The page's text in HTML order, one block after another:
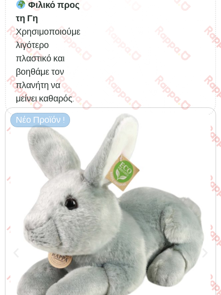
Φιλικό προς
τη Γη
Χρησιμοποιούμε
λιγότερο
πλαστικό και
βοηθάμε τον
πλανήτη να
μείνει καθαρός.
Σχετικά προϊόντα
Νέο Προϊόν !